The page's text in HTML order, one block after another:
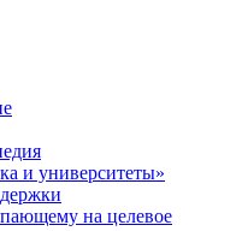
и университеты»
на целевое